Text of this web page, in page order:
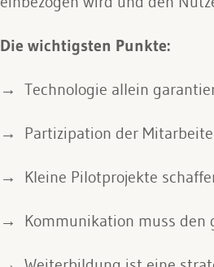
Die wichtigsten Punkte:
Technologie allein
Partizipation der
Kleine Pilotprojekte
Kommunikation muss den